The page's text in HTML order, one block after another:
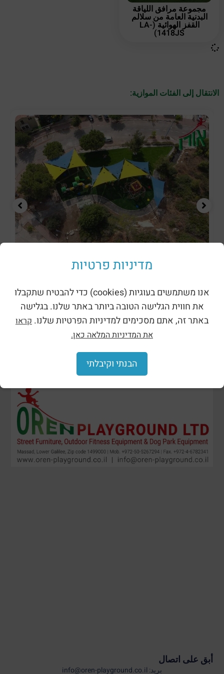
مجموعة مرافق اللياقة
البدنية العامة من سلالم
القفز الهوائية (LA-
1418JS)
الانتقال إلى الفئات الموازية:
أبق على اتصال
بريد: info@oren-playground.co.il
מדיניות פרטיות
אנו משתמשים בעוגיות (cookies) כדי להבטיח שתקבלו
את חווית הגלישה הטובה ביותר באתר שלנו. בגלישה
באתר זה, אתם מסכימים למדיניות הפרטיות שלנו. קראו
את המדיניות המלאה כאן.
הבנתי וקיבלתי